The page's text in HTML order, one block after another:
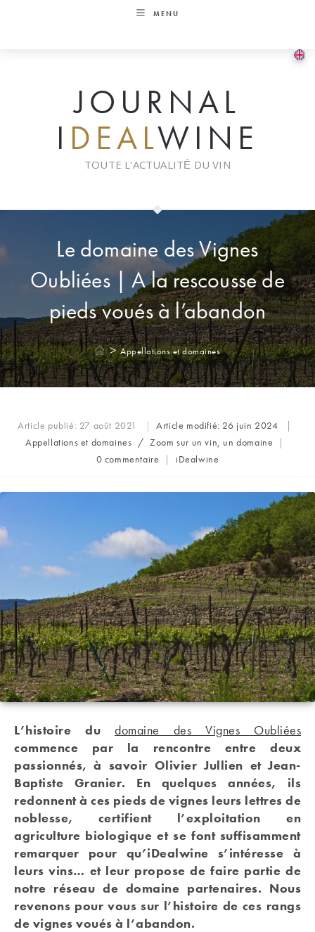
MENU
JOURNAL
I DEALWINE
TOUTE L'ACTUALITÉ DU VIN
Le domaine des Vignes
Oubliées | A la rescousse de
pieds voués à l’abandon
> Appellations et domaines
Article publié: 27 août 2021 Article modifié: 26 juin 2024
Post
Appellations et domaines / Zoom sur un vin, un domaine
Commentaires
0 commentaire
Auteur/autrice
iDealwine
L’histoire du domaine des Vignes Oubliées
commence par la rencontre entre deux
passionnés, à savoir Olivier Jullien et Jean-
Baptiste Granier. En quelques années, ils
redonnent à ces pieds de vignes leurs lettres de
noblesse, certifient l’exploitation en
agriculture biologique et se font suffisamment
remarquer pour qu’iDealwine s’intéresse à
leurs vins… et leur propose de faire partie de
notre réseau de domaine partenaires. Nous
revenons pour vous sur l’histoire de ces rangs
de vignes voués à l’abandon.